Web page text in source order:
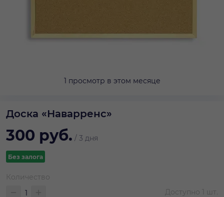
1 просмотр в этом месяце
Доска «Наварренс»
300 руб. / 3 дня
Без залога
Количество
Доступно 1 шт.